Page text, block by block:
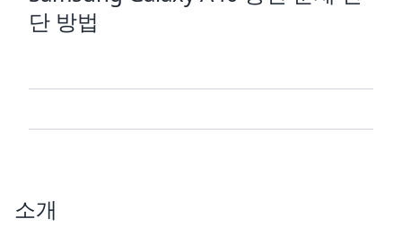
단 방법
소개